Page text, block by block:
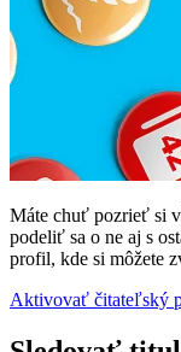
Máte chuť pozrieť si
podeliť sa o ne aj s
profil, kde si môžete
Aktivovať čitateľský